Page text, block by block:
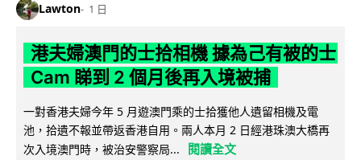
Lawton 1 日
港夫婦澳門的士拾相機 據為己有被的士
Cam 睇到 2 個月後再入境被捕
一對香港夫婦今年 5 月遊澳門乘的士拾獲他人遺留相機及電
池，拾遺不報並帶返香港自用。兩人本月 2 日經港珠澳大橋再
次入境澳門時，被治安警察局...
閱讀全文